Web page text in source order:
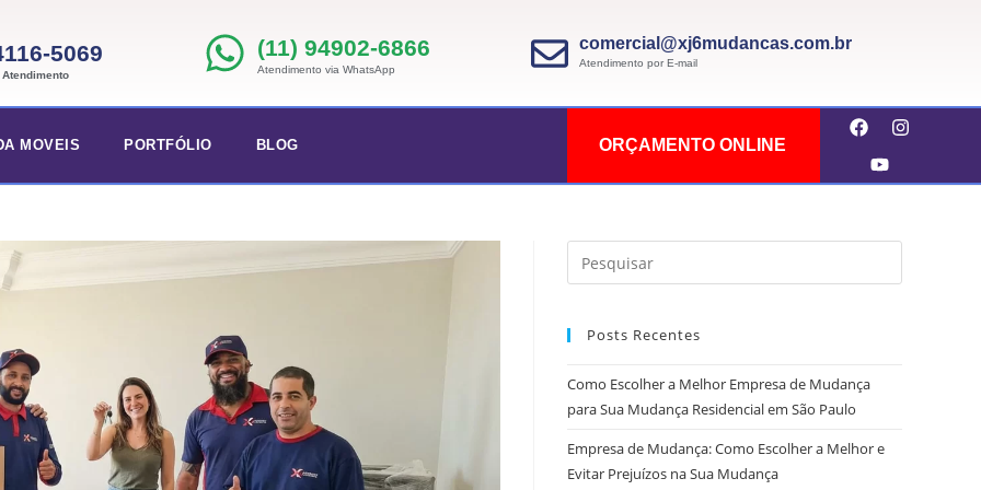
5069 (11) 94902-6866
Atendimento via WhatsApp
comercial@xj6mudancas.com.br
Atendimento por E-mail
MOVEIS PORTFÓLIO BLOG ORÇAMENTO ONLINE
Posts Recentes
Como Escolher a Melhor Empresa de Mudança
para Sua Mudança Residencial em São Paulo
Empresa de Mudança: Como Escolher a Melhor e
Evitar Prejuízos na Sua Mudança